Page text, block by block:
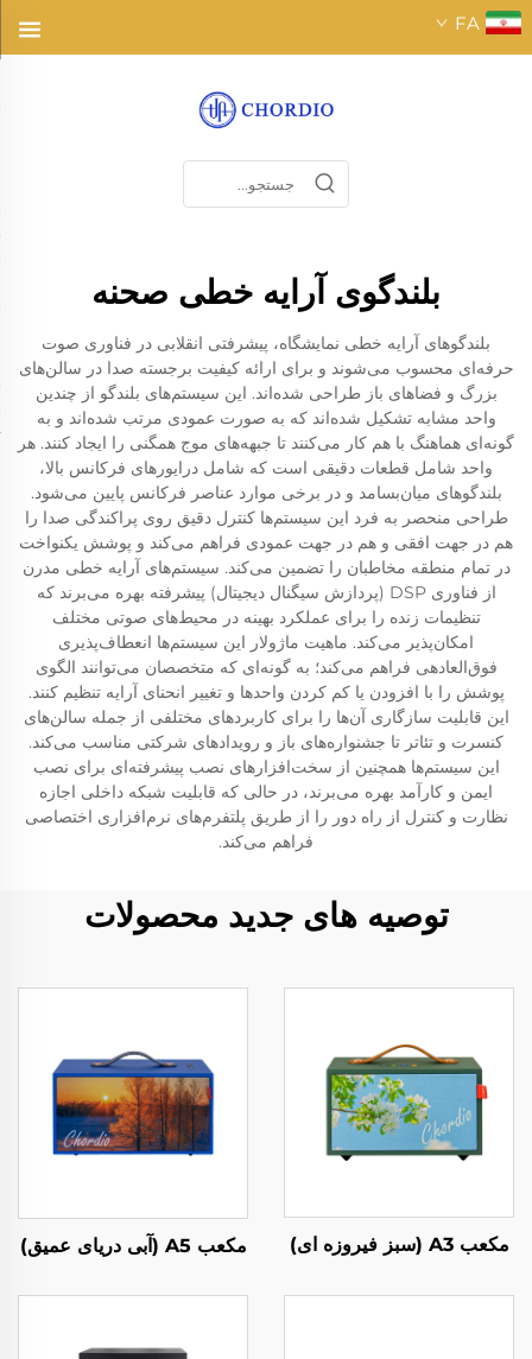
FA
بلندگوی آرایه خطی صحنه
بلندگوهای آرایه خطی نمایشگاه، پیشرفتی انقلابی در فناوری صوت
حرفه‌ای محسوب می‌شوند و برای ارائه کیفیت برجسته صدا در سالن‌های
بزرگ و فضاهای باز طراحی شده‌اند. این سیستم‌های بلندگو از چندین
واحد مشابه تشکیل شده‌اند که به صورت عمودی مرتب شده‌اند و به
گونه‌ای هماهنگ با هم کار می‌کنند تا جبهه‌های موج همگنی را ایجاد کنند. هر
واحد شامل قطعات دقیقی است که شامل درایورهای فرکانس بالا،
بلندگوهای میان‌بسامد و در برخی موارد عناصر فرکانس پایین می‌شود.
طراحی منحصر به فرد این سیستم‌ها کنترل دقیق روی پراکندگی صدا را
هم در جهت افقی و هم در جهت عمودی فراهم می‌کند و پوشش یکنواخت
در تمام منطقه مخاطبان را تضمین می‌کند. سیستم‌های آرایه خطی مدرن
از فناوری DSP (پردازش سیگنال دیجیتال) پیشرفته بهره می‌برند که
تنظیمات زنده را برای عملکرد بهینه در محیط‌های صوتی مختلف
امکان‌پذیر می‌کند. ماهیت ماژولار این سیستم‌ها انعطاف‌پذیری
فوق‌العادهی فراهم می‌کند؛ به گونه‌ای که متخصصان می‌توانند الگوی
پوشش را با افزودن یا کم کردن واحدها و تغییر انحنای آرایه تنظیم کنند.
این قابلیت سازگاری آن‌ها را برای کاربردهای مختلفی از جمله سالن‌های
کنسرت و تئاتر تا جشنواره‌های باز و رویدادهای شرکتی مناسب می‌کند.
این سیستم‌ها همچنین از سخت‌افزارهای نصب پیشرفته‌ای برای نصب
ایمن و کارآمد بهره می‌برند، در حالی که قابلیت شبکه داخلی اجازه
نظارت و کنترل از راه دور را از طریق پلتفرم‌های نرم‌افزاری اختصاصی
فراهم می‌کند.
توصیه های جدید محصولات
مکعب A3 (سبز فیروزه ای) مکعب A5 (آبی دریای عمیق)